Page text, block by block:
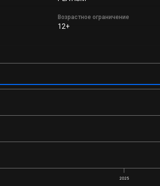
Возрастное ограничение
12+
2025